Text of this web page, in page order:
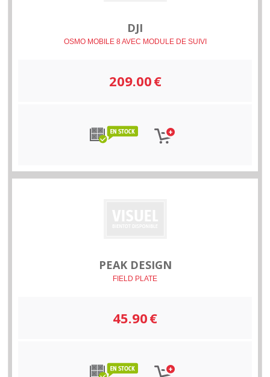
DJI
OSMO MOBILE 8 AVEC MODULE DE SUIVI
209.00€
PEAK DESIGN
FIELD PLATE
45.90€